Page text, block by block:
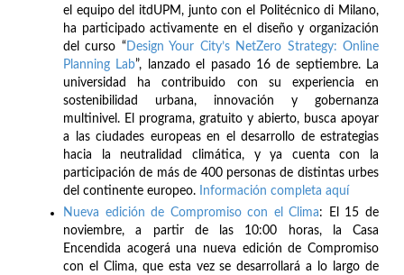
el equipo del itdUPM, junto con el Politécnico di Milano,
ha participado activamente en el diseño y organización
del curso “Design Your City’s NetZero Strategy: Online
Planning Lab”, lanzado el pasado 16 de septiembre. La
universidad ha contribuido con su experiencia en
sostenibilidad urbana, innovación y gobernanza
multinivel. El programa, gratuito y abierto, busca apoyar
a las ciudades europeas en el desarrollo de estrategias
hacia la neutralidad climática, y ya cuenta con la
participación de más de 400 personas de distintas urbes
del continente europeo.
Información completa aquí
Nueva edición de Compromiso con el Clima: El 15 de
noviembre, a partir de las 10:00 horas, la Casa
Encendida acogerá una nueva edición de Compromiso
con el Clima, que esta vez se desarrollará a lo largo de